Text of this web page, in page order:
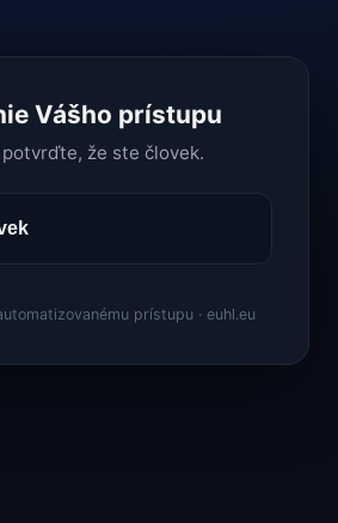
Vášho prístupu
že ste človek.
prístupu · euhl.eu